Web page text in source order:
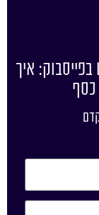
איך
כסף